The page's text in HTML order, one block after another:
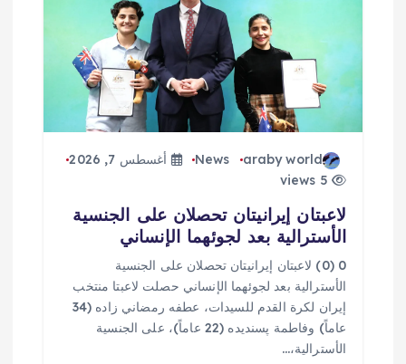
araby world
News
أغسطس 7, 2026
5 views
لاعبتان إيرانيتان تحصلان على الجنسية
الأسترالية بعد لجوئهما الإنساني
0 (0) لاعبتان إيرانيتان تحصلان على الجنسية
الأسترالية بعد لجوئهما الإنساني حصلت لاعبتا منتخب
إيران لكرة القدم للسيدات، عطفه رمضاني زاده (34
عاماً) وفاطمة پسنديده (22 عاماً)، على الجنسية
الأسترالية،…